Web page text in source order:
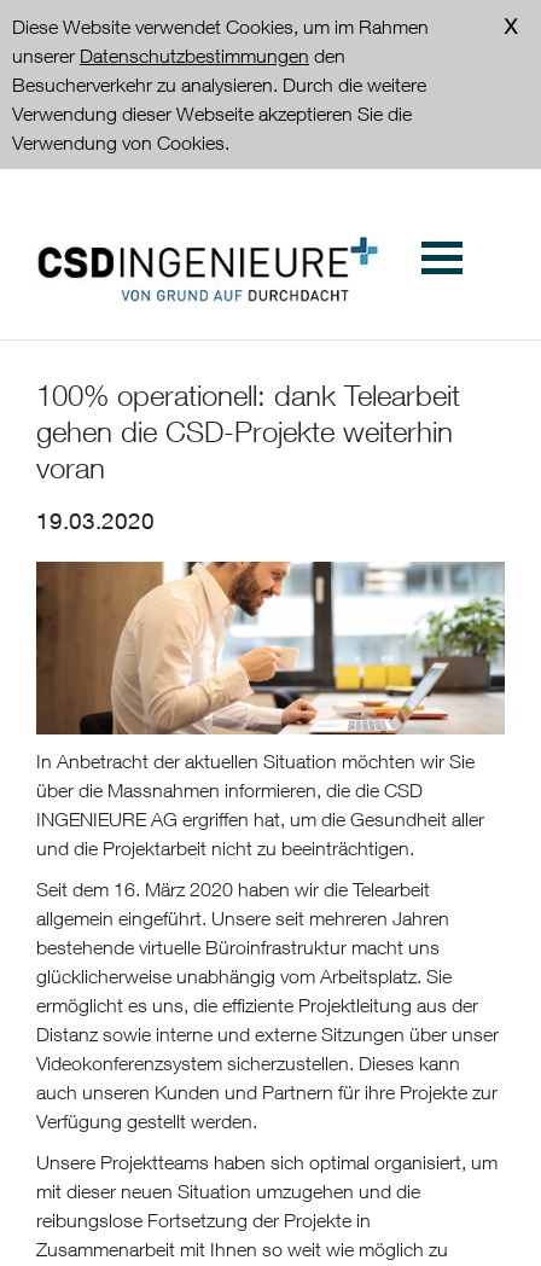
Diese Website verwendet Cookies, um im Rahmen
unserer Datenschutzbestimmungen den
Besucherverkehr zu analysieren. Durch die weitere
Verwendung dieser Webseite akzeptieren Sie die
Verwendung von Cookies.
100% operationell: dank Telearbeit
gehen die CSD-Projekte weiterhin
voran
19.03.2020
In Anbetracht der aktuellen Situation möchten wir Sie
über die Massnahmen informieren, die die CSD
INGENIEURE AG ergriffen hat, um die Gesundheit aller
und die Projektarbeit nicht zu beeinträchtigen.
Seit dem 16. März 2020 haben wir die Telearbeit
allgemein eingeführt. Unsere seit mehreren Jahren
bestehende virtuelle Büroinfrastruktur macht uns
glücklicherweise unabhängig vom Arbeitsplatz. Sie
ermöglicht es uns, die effiziente Projektleitung aus der
Distanz sowie interne und externe Sitzungen über unser
Videokonferenzsystem sicherzustellen. Dieses kann
auch unseren Kunden und Partnern für ihre Projekte zur
Verfügung gestellt werden.
Unsere Projektteams haben sich optimal organisiert, um
mit dieser neuen Situation umzugehen und die
reibungslose Fortsetzung der Projekte in
Zusammenarbeit mit Ihnen so weit wie möglich zu